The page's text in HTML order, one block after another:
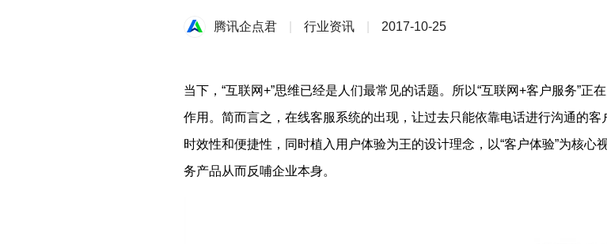
腾讯企点君 行业资讯 2017-10-25
当下，“互联网+”思维已经是人们最常见的话题。所以“互联网+客户服务”
作用。简而言之，在线客服系统的出现，让过去只能依靠电话进行沟通的
时效性和便捷性，同时植入用户体验为王的设计理念，以“客户体验”为核
务产品从而反哺企业本身。